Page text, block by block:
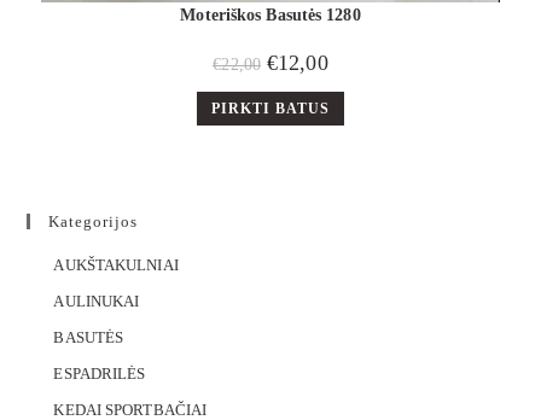
Moteriškos Basutės 1280
€22,00 €12,00
PIRKTI BATUS
Kategorijos
AUKŠTAKULNIAI
AULINUKAI
BASUTĖS
ESPADRILĖS
KEDAI SPORTBAČIAI